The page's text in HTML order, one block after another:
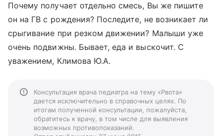
Почему получает отдельно смесь, Вы же пишите
он на ГВ с рождения? Последите, не возникает ли
срыгивание при резком движении? Малыши уже
очень подвижны. Бывает, еда и выскочит. С
уважением, Климова Ю.А.
Консультация врача педиатра на тему «Рвота»
дается исключительно в справочных целях. По
итогам полученной консультации, пожалуйста,
обратитесь к врачу, в том числе для выявления
возможных противопоказаний.